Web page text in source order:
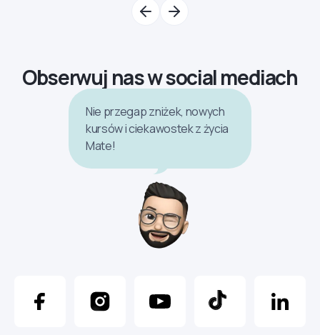
Obserwuj nas w social mediach
Nie przegap zniżek, nowych
kursów i ciekawostek z życia
Mate!